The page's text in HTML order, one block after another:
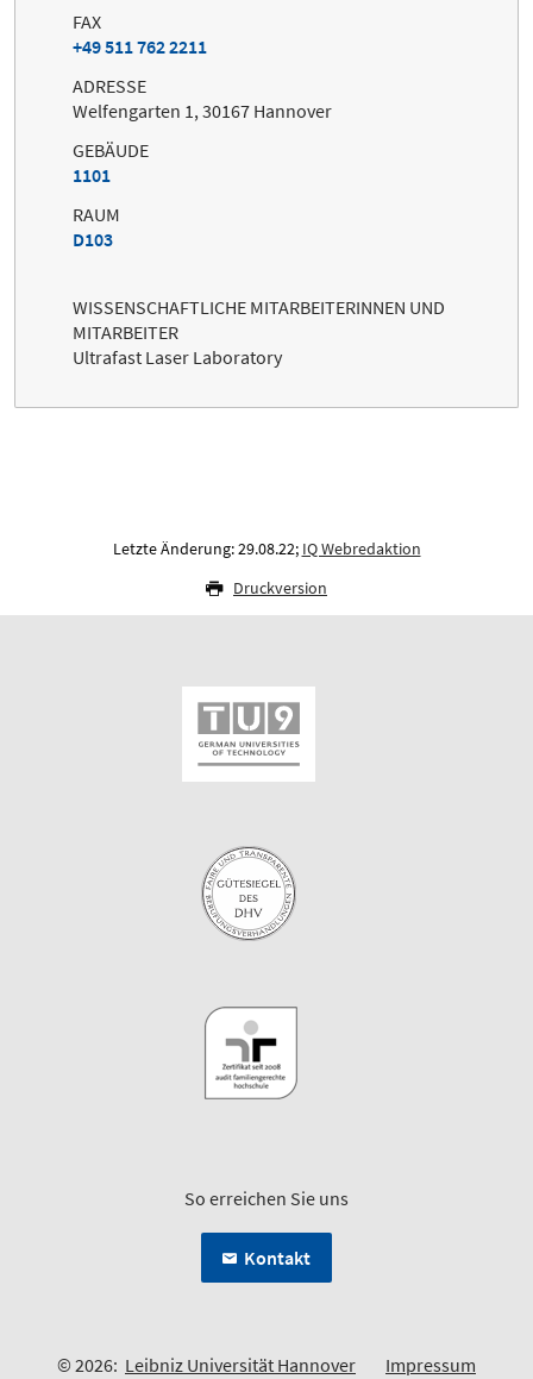
FAX
+49 511 762 2211
ADRESSE
Welfengarten 1, 30167 Hannover
GEBÄUDE
1101
RAUM
D103
WISSENSCHAFTLICHE MITARBEITERINNEN UND
MITARBEITER
Ultrafast Laser Laboratory
Letzte Änderung: 29.08.22; IQ Webredaktion
Druckversion
So erreichen Sie uns
Kontakt
© 2026: Leibniz Universität Hannover Impressum